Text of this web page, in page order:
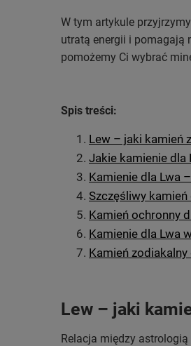
W tym artykule
utratą energii i pomagają
pomożemy Ci wybrać
Spis treści:
Lew – jaki kamień
Jakie kamienie dla
Kamienie dla Lwa
Szczęśliwy
Kamień ochronny
Kamienie dla Lwa
Kamień
Lew – jaki
Relacja między